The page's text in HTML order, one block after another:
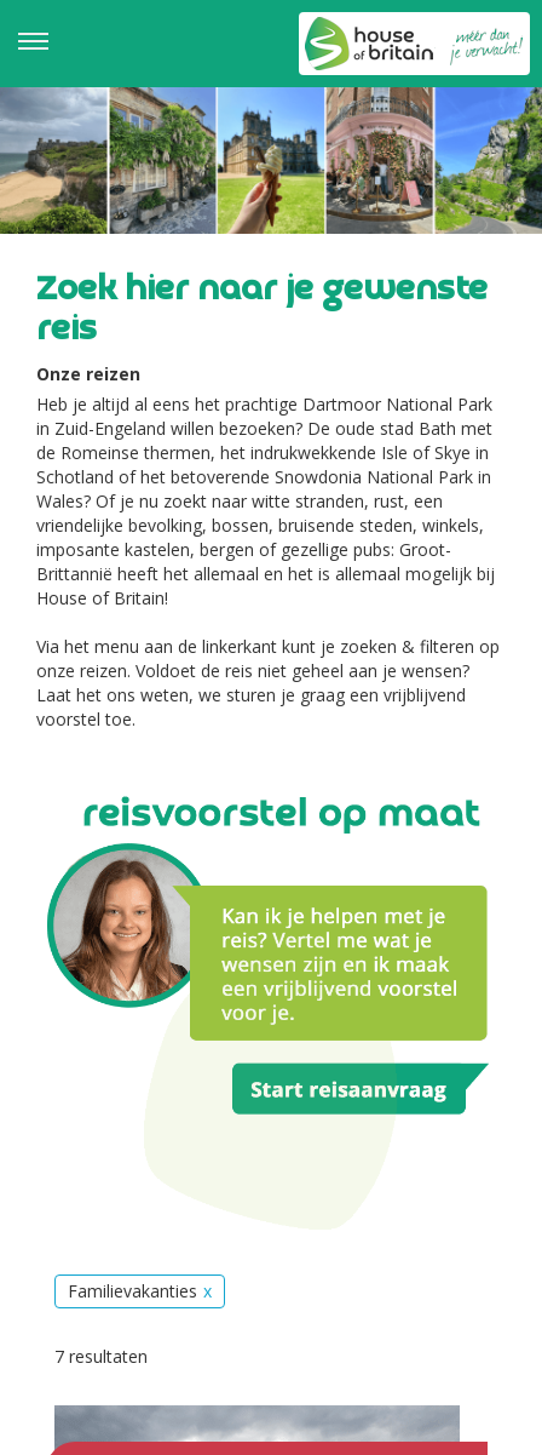
Zoek hier naar je gewenste
reis
Onze reizen
Heb je altijd al eens het prachtige Dartmoor National Park
in Zuid-Engeland willen bezoeken? De oude stad Bath met
de Romeinse thermen, het indrukwekkende Isle of Skye in
Schotland of het betoverende Snowdonia National Park in
Wales? Of je nu zoekt naar witte stranden, rust, een
vriendelijke bevolking, bossen, bruisende steden, winkels,
imposante kastelen, bergen of gezellige pubs: Groot-
Brittannië heeft het allemaal en het is allemaal mogelijk bij
House of Britain!
Via het menu aan de linkerkant kunt je zoeken & filteren op
onze reizen. Voldoet de reis niet geheel aan je wensen?
Laat het ons weten, we sturen je graag een vrijblijvend
voorstel toe.
Familievakanties
7 resultaten